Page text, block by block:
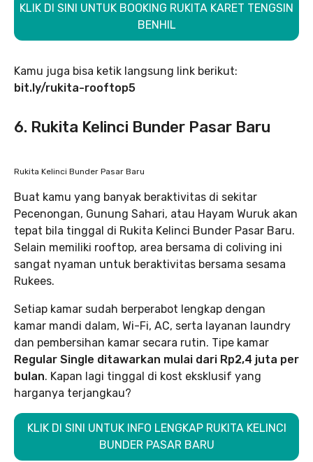
KLIK DI SINI UNTUK BOOKING RUKITA KARET TENGSIN
BENHIL
Kamu juga bisa ketik langsung link berikut:
bit.ly/rukita-rooftop5
6. Rukita Kelinci Bunder Pasar Baru
Rukita Kelinci Bunder Pasar Baru
Buat kamu yang banyak beraktivitas di sekitar
Pecenongan, Gunung Sahari, atau Hayam Wuruk akan
tepat bila tinggal di Rukita Kelinci Bunder Pasar Baru.
Selain memiliki rooftop, area bersama di coliving ini
sangat nyaman untuk beraktivitas bersama sesama
Rukees.
Setiap kamar sudah berperabot lengkap dengan
kamar mandi dalam, Wi-Fi, AC, serta layanan laundry
dan pembersihan kamar secara rutin. Tipe kamar
Regular Single ditawarkan mulai dari Rp2,4 juta per
bulan. Kapan lagi tinggal di kost eksklusif yang
harganya terjangkau?
KLIK DI SINI UNTUK INFO LENGKAP RUKITA KELINCI
BUNDER PASAR BARU